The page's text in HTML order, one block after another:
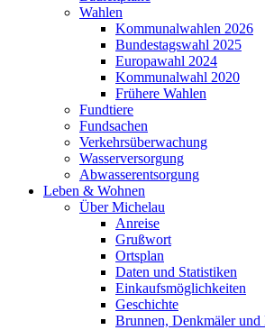
Wahlen
Kommunalwahlen 2026
Bundestagswahl 2025
Europawahl 2024
Kommunalwahl 2020
Frühere Wahlen
Fundtiere
Fundsachen
Verkehrsüberwachung
Wasserversorgung
Abwasserentsorgung
Leben & Wohnen
Über Michelau
Anreise
Grußwort
Ortsplan
Daten und Statistiken
Einkaufsmöglichkeiten
Geschichte
Brunnen, Denkmäler und